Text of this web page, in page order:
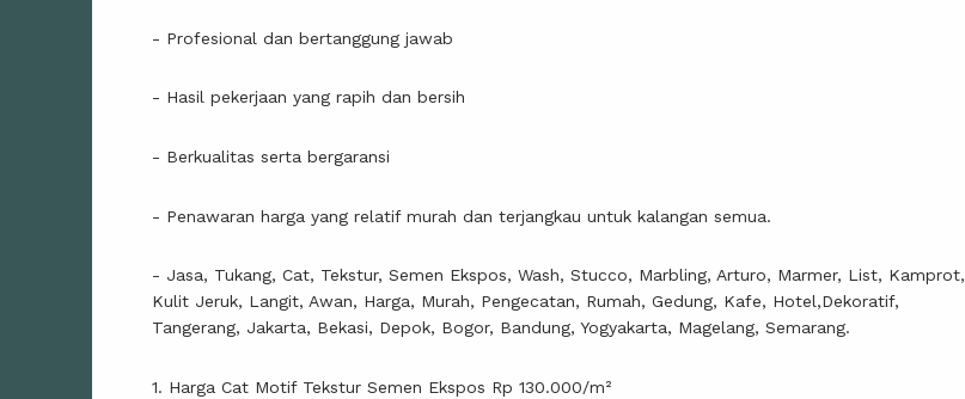
- Profesional dan bertanggung jawab
- Hasil pekerjaan yang rapih dan bersih
- Berkualitas serta bergaransi
- Penawaran harga yang relatif murah dan terjangkau untuk kalangan semua.
- Jasa, Tukang, Cat, Tekstur, Semen Ekspos, Wash, Stucco, Marbling, Arturo, Marmer, List, Kamprot,
Kulit Jeruk, Langit, Awan, Harga, Murah, Pengecatan, Rumah, Gedung, Kafe, Hotel,Dekoratif,
Tangerang, Jakarta, Bekasi, Depok, Bogor, Bandung, Yogyakarta, Magelang, Semarang.
1. Harga Cat Motif Tekstur Semen Ekspos Rp 130.000/m²